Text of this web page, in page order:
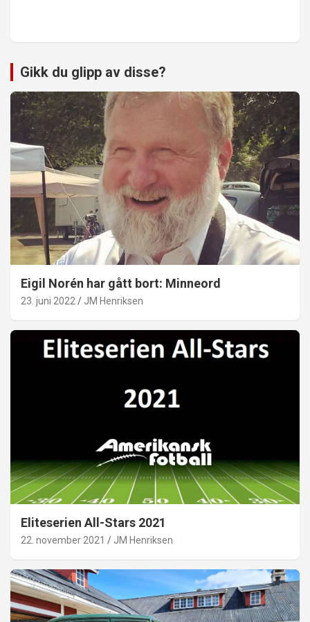
Gikk du glipp av disse?
Eigil Norén har gått bort: Minneord
23. juni 2022 JM Henriksen
Eliteserien All-Stars 2021
22. november 2021 JM Henriksen